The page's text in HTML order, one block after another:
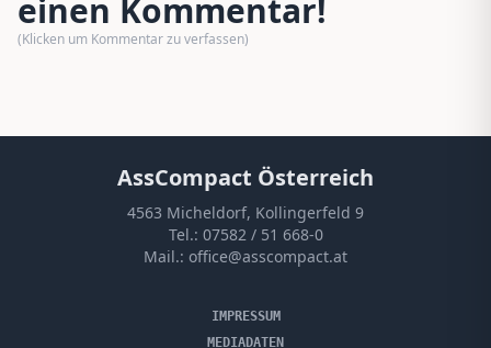
einen Kommentar!
(Klicken um Kommentar zu verfassen)
AssCompact Österreich
4563 Micheldorf, Kollingerfeld 9
Tel.: 07582 / 51 668-0
Mail.: office@asscompact.at
IMPRESSUM
MEDIADATEN